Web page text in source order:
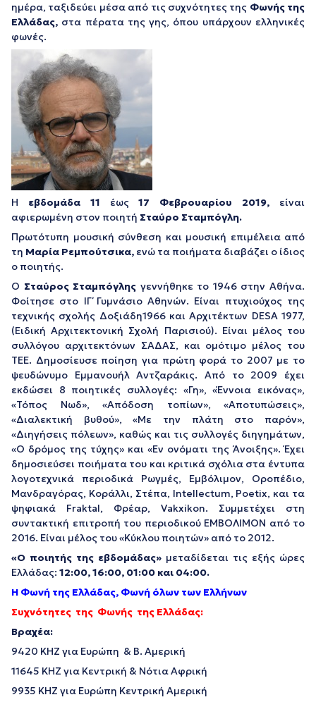
ημέρα, ταξιδεύει μέσα από τις συχνότητες της Φωνής της
Ελλάδας, στα πέρατα της γης, όπου υπάρχουν ελληνικές
φωνές.
Η εβδομάδα 11 έως17 Φεβρουαρίου 2019, είναι
αφιερωμένη στον ποιητή Σταύρο Σταμπόγλη.
Πρωτότυπη μουσική σύνθεση και μουσική επιμέλεια από
τη Μαρία Ρεμπούτσικα, ενώ τα ποιήματα διαβάζει ο ίδιος
ο ποιητής.
Ο Σταύρος Σταμπόγλης γεννήθηκε το 1946 στην Αθήνα.
Φοίτησε στο ΙΓ΄ Γυμνάσιο Αθηνών. Είναι πτυχιούχος της
τεχνικής σχολής Δοξιάδη1966 και Αρχιτέκτων DESA 1977,
(Ειδική Αρχιτεκτονική Σχολή Παρισιού). Είναι μέλος του
συλλόγου αρχιτεκτόνων ΣΑΔΑΣ, και ομότιμο μέλος του
ΤΕΕ. Δημοσίευσε ποίηση για πρώτη φορά το 2007 με το
ψευδώνυμο Εμμανουήλ Αντζαράκις. Από το 2009 έχει
εκδώσει 8 ποιητικές συλλογές: «Γη», «Έννοια εικόνας»,
«Τόπος Νωδ», «Απόδοση τοπίων», «Αποτυπώσεις»,
«Διαλεκτική βυθού», «Με την πλάτη στο παρόν»,
«Διηγήσεις πόλεων», καθώς και τις συλλογές διηγημάτων,
«Ο δρόμος της τύχης» και «Εν ονόματι της Άνοιξης». Έχει
δημοσιεύσει ποιήματα του και κριτικά σχόλια στα έντυπα
λογοτεχνικά περιοδικά Ρωγμές, Εμβόλιμον, Οροπέδιο,
Μανδραγόρας, Κοράλλι, Στέπα, Intellectum, Poetix, και τα
ψηφιακά Fraktal, Φρέαρ, Vakxikon. Συμμετέχει στη
συντακτική επιτροπή του περιοδικού ΕΜΒΟΛΙΜΟΝ από το
2016. Είναι μέλος του «Κύκλου ποιητών» από το 2012.
«Ο ποιητής της εβδομάδας» μεταδίδεται τις εξής ώρες
Ελλάδας: 12:00, 16:00, 01:00 και 04:00.
Η Φωνή της Ελλάδας, Φωνή όλων των Ελλήνων
Συχνότητες της Φωνής της Ελλάδας:
Βραχέα:
9420 ΚΗΖ για Ευρώπη & Β. Αμερική
11645 KHZ για Κεντρική & Νότια Αφρική
9935 KHZ για Ευρώπη Κεντρική Αμερική